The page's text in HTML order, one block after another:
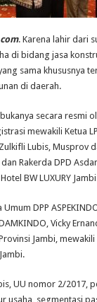
. Karena lahir dari
di bidang jasa
sama khususnya
di daerah.
secara resmi
mewakili Ketua
Lubis, Musprov
Rakerda DPD
BW LUXURY
DPP
Vicky
Jambi, mewakili
UU nomor 2/2017,
usaha, segmentasi